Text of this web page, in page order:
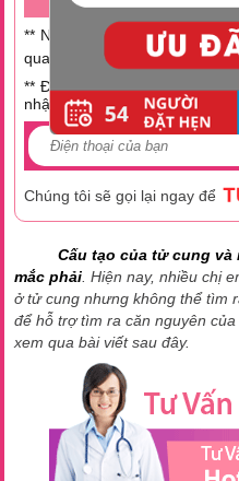
** Nếu không có thời gian trò
qua số Hotline:
0251 882
** Điện thoại bạn đang hết
nhập số điện thoại tại đây:
Chúng tôi sẽ gọi lại ngay để
Cấu tạo của tử cung
mắc phải . Hiện nay, nhiều chị
ở tử cung nhưng không thể tìm
để hỗ trợ tìm ra căn nguyên
xem qua bài viết sau đây.